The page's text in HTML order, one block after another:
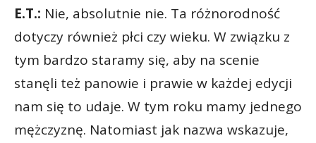
E.T.: Nie, absolutnie nie. Ta różnorodność
dotyczy również płci czy wieku. W związku z
tym bardzo staramy się, aby na scenie
stanęli też panowie i prawie w każdej edycji
nam się to udaje. W tym roku mamy jednego
mężczyznę. Natomiast jak nazwa wskazuje,